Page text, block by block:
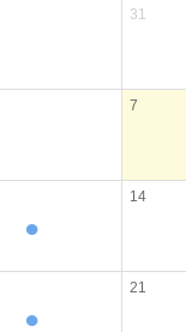
31
7
●
14
●
21